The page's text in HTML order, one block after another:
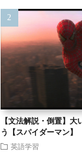
【文法解説・倒置】
う【スパイダーマン】
英語学習